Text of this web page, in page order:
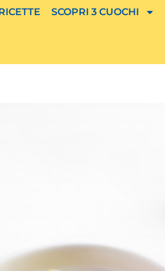
SCOPRI 3 CUOCHI